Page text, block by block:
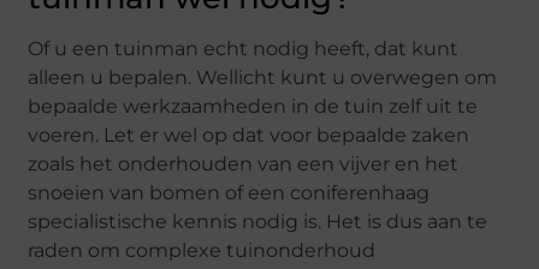
Of u een tuinman echt nodig heeft, dat kunt
alleen u bepalen. Wellicht kunt u overwegen om
bepaalde werkzaamheden in de tuin zelf uit te
voeren. Let er wel op dat voor bepaalde zaken
zoals het onderhouden van een vijver en het
snoeien van bomen of een coniferenhaag
specialistische kennis nodig is. Het is dus aan te
raden om complexe tuinonderhoud